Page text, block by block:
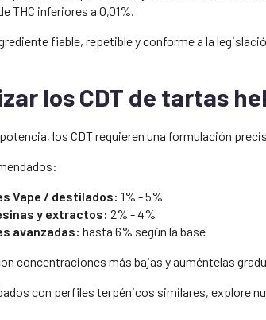
THC inferiores a 0,01%.
fiable, repetible y conforme a la
los CDT de tartas
los CDT requieren una formulación
Vape / destilados: 1% - 5%
y extractos: 2% - 4%
avanzadas: hasta 6% según la base
concentraciones más bajas y auméntelas
con perfiles terpénicos similares, explore